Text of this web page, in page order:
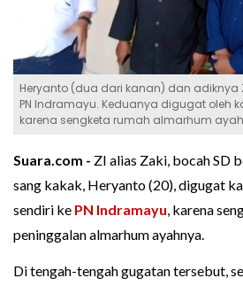
Heryanto (dua dari kanan) dan adiknya
PN Indramayu. Keduanya digugat oleh
karena sengketa rumah almarhum
Suara.com - ZI alias Zaki, bocah SD
sang kakak, Heryanto (20), digugat
sendiri ke PN Indramayu, karena
peninggalan almarhum ayahnya.
Di tengah-tengah gugatan tersebut,